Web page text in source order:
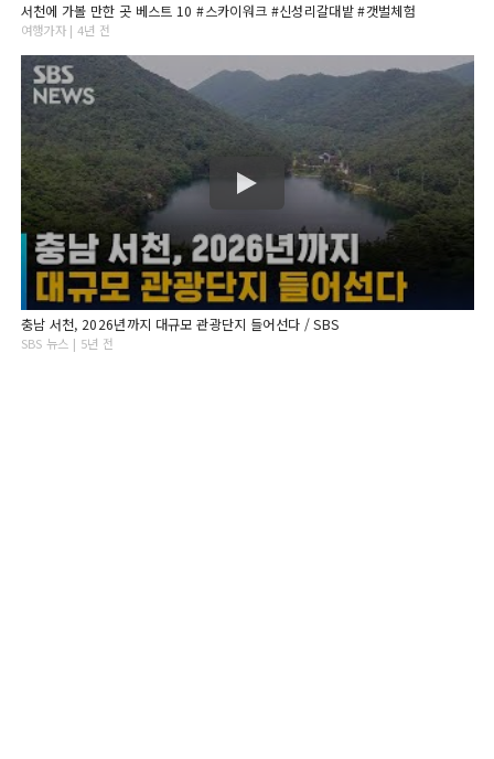
서천에 가볼 만한 곳 베스트 10 #스카이워크 #신성리갈대밭 #갯벌체험
여행가자 | 4년 전
충남 서천, 2026년까지 대규모 관광단지 들어선다 / SBS
SBS 뉴스 | 5년 전